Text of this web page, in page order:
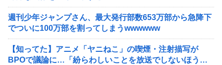
週刊少年ジャンプさん、最大発行部数653万部から急降下
でついに100万部を割ってしまうwwwwww
【知ってた】アニメ「ヤニねこ」の喫煙・注射描写が
BPOで議論に…「紛らわしいことを放送でしないほうが